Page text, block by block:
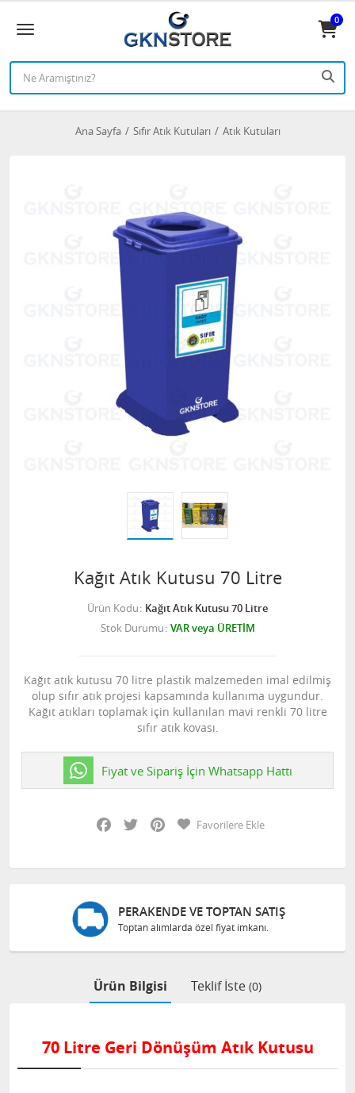
0
Ana Sayfa Sıfır Atık Kutuları Atık Kutuları
Kağıt Atık Kutusu 70 Litre
Ürün Kodu Kağıt Atık Kutusu 70 Litre
Stok Durumu VAR veya ÜRETİM
Kağıt atık kutusu 70 litre plastik malzemeden imal edilmiş
olup sıfır atık projesi kapsamında kullanıma uygundur.
Kağıt atıkları toplamak için kullanılan mavi renkli 70 litre
sıfır atık kovası.
Fiyat ve Sipariş İçin Whatsapp Hattı
Facebook
Twitter PinterestFavorilere Ekle
PERAKENDE VE TOPTAN SATIŞ
Toptan alımlarda özel fiyat imkanı.
Ürün Bilgisi Teklif İste (0)
70 Litre Geri Dönüşüm Atık Kutusu